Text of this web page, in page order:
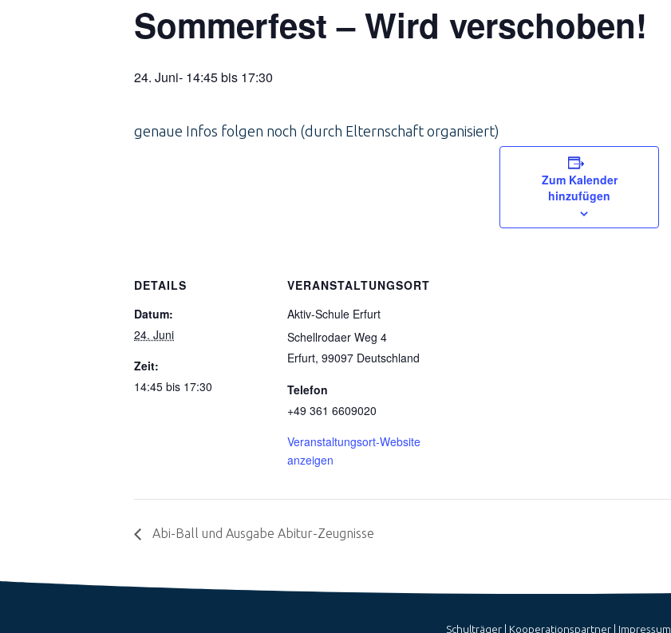
Sommerfest – Wird verschoben!
24. Juni- 14:45bis 17:30
genaue Infos folgen noch (durch Elternschaft organisiert)
Zum Kalender
hinzufügen
DETAILS
Datum:
24. Juni
Zeit:
14:45 bis 17:30
VERANSTALTUNGSORT
Aktiv-Schule Erfurt
Schellrodaer Weg 4
Erfurt, 99097 Deutschland
Telefon
+49 361 6609020
Veranstaltungsort-Website
anzeigen
Abi-Ball und Ausgabe Abitur-Zeugnisse
Schulträger| Kooperationspartner| Impressum